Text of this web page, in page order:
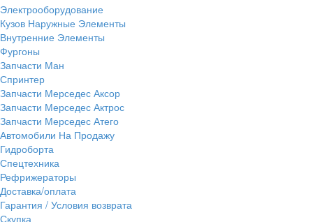
Электрооборудование
Кузов Наружные Элементы
Внутренние Элементы
Фургоны
Запчасти Ман
Спринтер
Запчасти Мерседес Аксор
Запчасти Мерседес Актрос
Запчасти Мерседес Атего
Автомобили На Продажу
Гидроборта
Спецтехника
Рефрижераторы
Доставка/оплата
Гарантия / Условия возврата
Скупка